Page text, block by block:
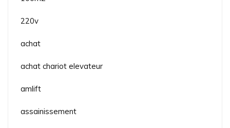
220v
achat
achat chariot elevateur
amlift
assainissement